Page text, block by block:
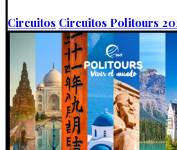
Circuitos Circuitos Politours